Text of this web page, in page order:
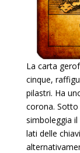
La carta
cinque,
pilastri. Ha
corona. Sotto
simboleggia
lati delle